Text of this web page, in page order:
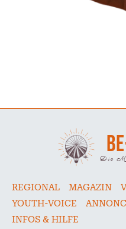
Die
REGIONAL MAGAZIN
YOUTH-VOICE
INFOS & HILFE